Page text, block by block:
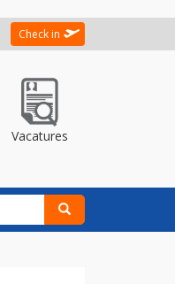
Check in
Vacatures